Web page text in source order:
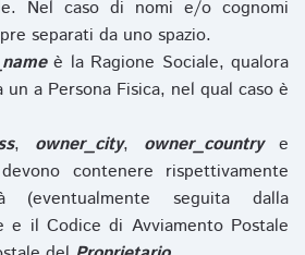
Nel caso di nomi e/o cognomi
separati da uno spazio.
è la Ragione Sociale, qualora
a Persona Fisica, nel qual caso è
, owner_city, owner_countrye
contenere rispettivamente
seguita dalla
e il Codice di Avviamento Postale